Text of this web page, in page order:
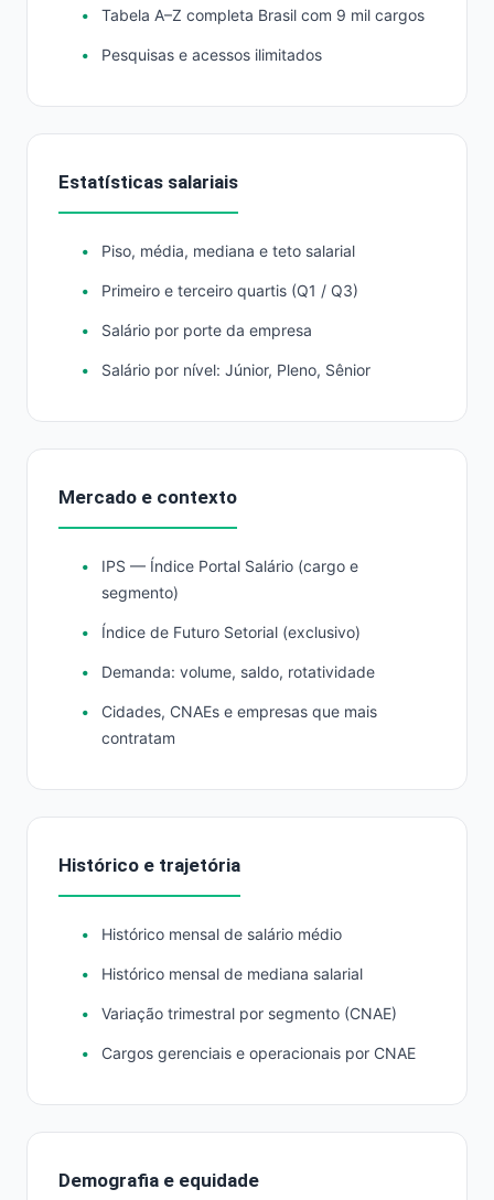
Tabela A–Z completa Brasil com 9 mil cargos
Pesquisas e acessos ilimitados
Estatísticas salariais
Piso, média, mediana e teto salarial
Primeiro e terceiro quartis (Q1 / Q3)
Salário por porte da empresa
Salário por nível: Júnior, Pleno, Sênior
Mercado e contexto
IPS — Índice Portal Salário (cargo e
segmento)
Índice de Futuro Setorial (exclusivo)
Demanda: volume, saldo, rotatividade
Cidades, CNAEs e empresas que mais
contratam
Histórico e trajetória
Histórico mensal de salário médio
Histórico mensal de mediana salarial
Variação trimestral por segmento (CNAE)
Cargos gerenciais e operacionais por CNAE
Demografia e equidade